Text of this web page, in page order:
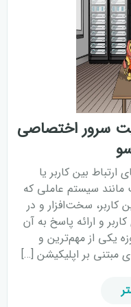
اختصاصی یک سرور
است که در مراکزی به
می‌شود. دیتاسنترها
پرسرعت، اتصال برق
می‌کنند و معمولاً
می‌شود که درواقع
فراسو نیز
سرور اختصاصی نیز
مختلف استفاده
مستقیم به سرور
بسیار قدرتمند و
این است که با نصب
اختصاصی، هر سرور را
مشخص تقسیم کرد. این
فروش سرور مجازی و
سرور اختصاصی
بین کاربر یا
سیستم عاملی که
سخت‌افزار و در
و ارائه پاسخ به آن
یکی از مهم‌ترین و
مبتنی بر اپلیکیشن […]